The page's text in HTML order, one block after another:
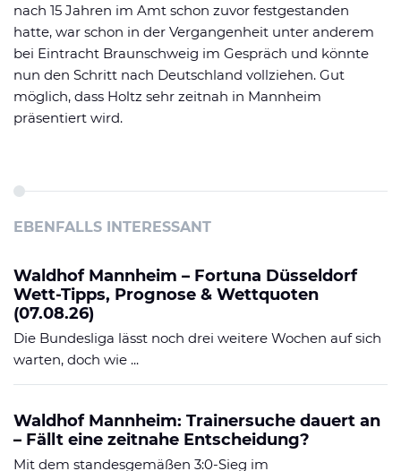
nach 15 Jahren im Amt schon zuvor festgestanden
hatte, war schon in der Vergangenheit unter anderem
bei Eintracht Braunschweig im Gespräch und könnte
nun den Schritt nach Deutschland vollziehen. Gut
möglich, dass Holtz sehr zeitnah in Mannheim
präsentiert wird.
EBENFALLS INTERESSANT
Waldhof Mannheim – Fortuna Düsseldorf
Wett-Tipps, Prognose & Wettquoten
(07.08.26)
Die Bundesliga lässt noch drei weitere Wochen auf sich
warten, doch wie ...
Waldhof Mannheim: Trainersuche dauert an
– Fällt eine zeitnahe Entscheidung?
Mit dem standesgemäßen 3:0-Sieg im